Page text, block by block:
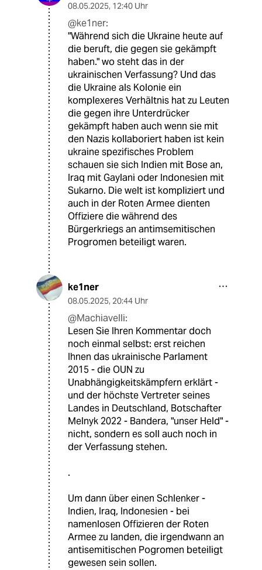
08.05.2025, 12:40 Uhr
@ke1ner:
"Während sich die Ukraine heute auf
die beruft, die gegen sie gekämpft
haben." wo steht das in der
ukrainischen Verfassung? Und das
die Ukraine als Kolonie ein
komplexeres Verhältnis hat zu Leuten
die gegen ihre Unterdrücker
gekämpft haben auch wenn sie mit
den Nazis kollaboriert haben ist kein
ukraine spezifisches Problem
schauen sie sich Indien mit Bose an,
Iraq mit Gaylani oder Indonesien mit
Sukarno. Die welt ist kompliziert und
auch in der Roten Armee dienten
Offiziere die während des
Bürgerkriegs an antimsemitischen
Progromen beteiligt waren.
ke1ner
08.05.2025, 20:44 Uhr
@Machiavelli:
Lesen Sie Ihren Kommentar doch
noch einmal selbst: erst reichen
Ihnen das ukrainische Parlament
2015 - die OUN zu
Unabhängigkeitskämpfern erklärt -
und der höchste Vertreter seines
Landes in Deutschland, Botschafter
Melnyk 2022 - Bandera, "unser Held" -
nicht, sondern es soll auch noch in
der Verfassung stehen.
.
Um dann über einen Schlenker -
Indien, Iraq, Indonesien - bei
namenlosen Offizieren der Roten
Armee zu landen, die irgendwann an
antisemitischen Pogromen beteiligt
gewesen sein sollen.